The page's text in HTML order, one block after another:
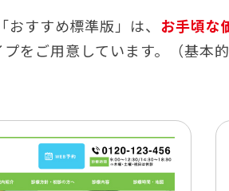
すすめ標準版」は、 お手頃な
をご用意しています。（基本